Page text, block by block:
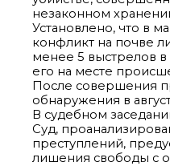
незаконном
Установлено, что в
конфликт на почве
менее 5 выстрелов
его на месте
После совершения
обнаружения в
В судебном
Суд,
преступлений,
лишения свободы с